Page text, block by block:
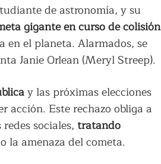
de astronomía, y su
gigante en curso de colisión
el planeta. Alarmados, se
Janie Orlean (Meryl Streep).
y las próximas elecciones
acción. Este rechazo obliga a
sociales, tratando
la amenaza del cometa.